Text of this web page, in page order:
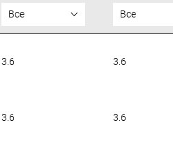
Все
Все
3.6 3.6
3.6 3.6